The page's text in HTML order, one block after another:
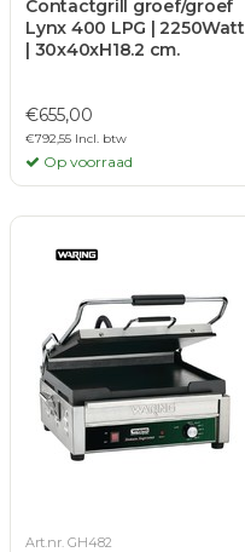
Contactgrill groef/groef
Lynx 400 LPG | 2250Watt
| 30x40xH18.2 cm.
€655,00
€792,55 Incl. btw
Op voorraad
Art.nr. GH482